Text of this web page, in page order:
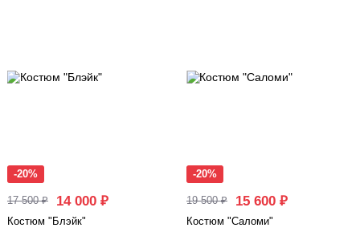
-20%
17 500 ₽ 14 000 ₽
Костюм "Блэйк"
-20%
19 500 ₽ 15 600 ₽
Костюм "Саломи"